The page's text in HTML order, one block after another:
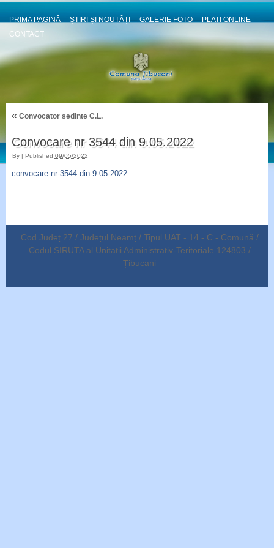
PRIMA PAGINĂ ȘTIRI ȘI NOUȚĂȚI GALERIE FOTO
PLATI ONLINE
CONTACT
«Convocator sedinte C.L.
Convocare nr 3544 din 9.05.2022
By | Published 09/05/2022
convocare-nr-3544-din-9-05-2022
Cod Județ 27 / Județul Neamț / Tipul UAT - 14 - C - Comună /
Codul SIRUTA al Unitații Administrativ-Teritoriale 124803 /
Țibucani